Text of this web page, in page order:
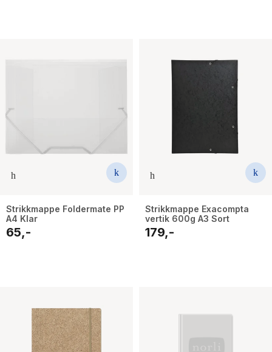
Strikkmappe Foldermate PP
A4 Klar
65,-
Strikkmappe Exacompta
vertik 600g A3 Sort
179,-